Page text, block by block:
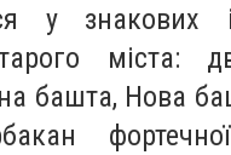
у знакових
міста:
башта, Нова